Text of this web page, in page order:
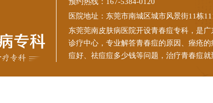
医院地址：东莞市南城区城市风景街11栋
东莞莞南皮肤病医院开设青春痘专科，是
诊疗中心，专业解答青春痘的原因、痤疮
痘好、祛痘痘多少钱等问题，治疗青春痘就